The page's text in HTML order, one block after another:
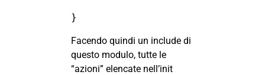
}
Facendo quindi un include di
questo modulo, tutte le
“azioni” elencate nell’init